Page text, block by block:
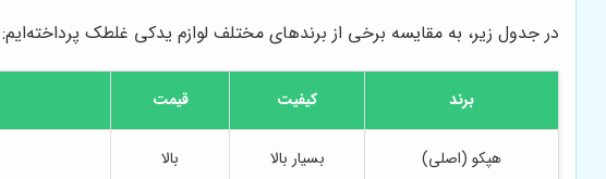
در جدول زیر، به مقایسه برخی از برندهای مختلف لوازم یدکی غلطک پرداخته‌ایم:
برند کیفیت قیمت
هپکو (اصلی) بسیار بالا بالا